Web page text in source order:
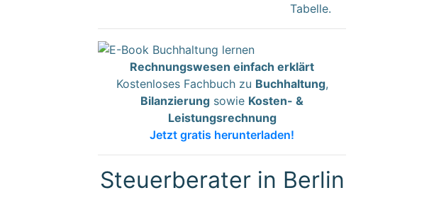
Tabelle.
Rechnungswesen einfach erklärt
Kostenloses Fachbuch zu Buchhaltung,
Bilanzierung sowie Kosten- &
Leistungsrechnung
Jetzt gratis herunterladen!
Steuerberater in Berlin